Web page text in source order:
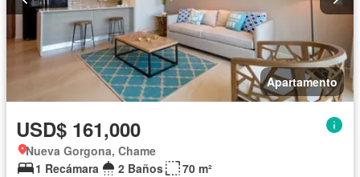
Apartamento
USD$ 161,000
Nueva Gorgona, Chame
1 Recámara
2 Baños
70 m²